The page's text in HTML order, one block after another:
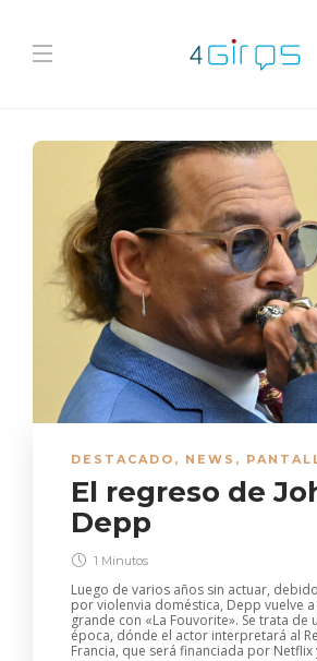
DESTACADO , NEWS ,
El regreso de
Depp
1 Minutos
Luego de varios años sin actuar,
por violenvia doméstica, Depp vuelve
grande con «La Fouvorite». Se trata de
época, dónde el actor interpretará al
Francia, que será financiada por Netflix